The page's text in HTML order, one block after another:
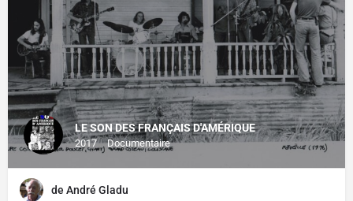
LE SON DES FRANÇAIS D'AMÉRIQUE
2017 Documentaire
de André Gladu